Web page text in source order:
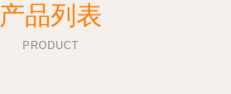
产品列表
PRODUCT